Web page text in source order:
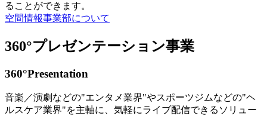
ることができます。
空間情報事業部について
360°プレゼンテーション事業
360°Presentation
音楽／演劇などの"エンタメ業界"やスポーツジムなどの"ヘ
ルスケア業界"を主軸に、気軽にライブ配信できるソリュー